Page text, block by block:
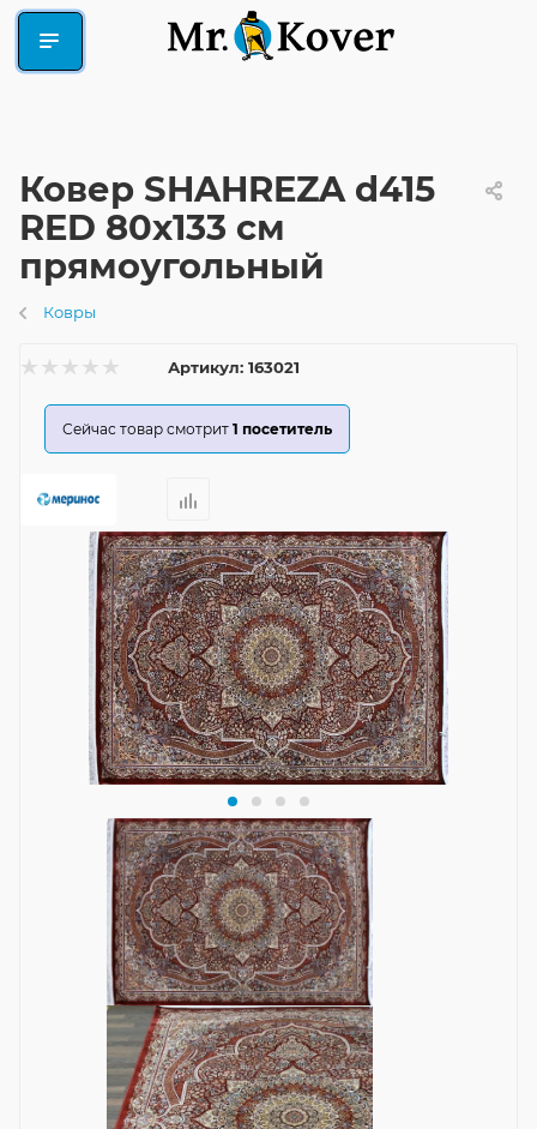
Ковер SHAHREZA d415
RED 80x133 см
прямоугольный
Ковры
Артикул: 163021
Сейчас товар смотрит 1 посетитель